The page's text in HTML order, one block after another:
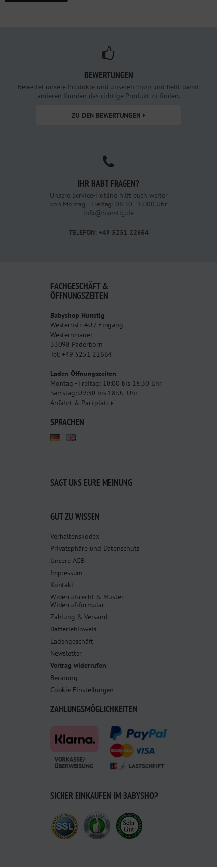
BEWERTUNGEN
Bewertet unsere Produkte und unseren Shop und helft damit
anderen Kunden das richtige Produkt zu finden.
ZU DEN BEWERTUNGEN
IHR HABT FRAGEN?
Unsere Service-Hotline hilft euch weiter
von Montag - Freitag: 08:30 - 17:00 Uhr
info@hunstig.de
TELEFON: +49 5251 22664
FACHGESCHÄFT &
ÖFFNUNGSZEITEN
Babyshop Hunstig
Westernstr. 40 / Eingang
Westernmauer
33098 Paderborn
Tel: +49 5251 22664
Laden-Öffnungszeiten
Montag - Freitag: 10:00 bis 18:30 Uhr
Samstag: 09:30 bis 18:00 Uhr
Anfahrt & Parkplatz
SPRACHEN
SAGT UNS EURE MEINUNG
GUT ZU WISSEN
Verhaltenskodex
Privatsphäre und Datenschutz
Unsere AGB
Impressum
Kontakt
Widerrufsrecht & Muster-
Widerrufsformular
Zahlung & Versand
Batteriehinweis
Ladengeschäft
Newsletter
Vertrag widerrufen
Beratung
Cookie Einstellungen
ZAHLUNGSMÖGLICHKEITEN
SICHER EINKAUFEN IM BABYSHOP